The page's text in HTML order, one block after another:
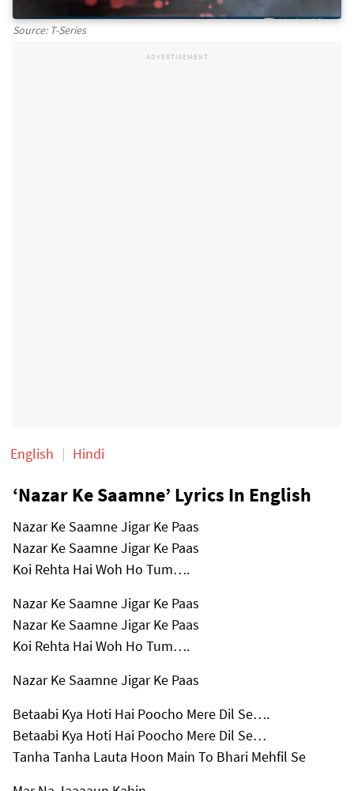
Source: T-Series
English Hindi
‘Nazar Ke Saamne’ Lyrics In English
Nazar Ke Saamne Jigar Ke Paas
Nazar Ke Saamne Jigar Ke Paas
Koi Rehta Hai Woh Ho Tum….
Nazar Ke Saamne Jigar Ke Paas
Nazar Ke Saamne Jigar Ke Paas
Koi Rehta Hai Woh Ho Tum….
Nazar Ke Saamne Jigar Ke Paas
Betaabi Kya Hoti Hai Poocho Mere Dil Se….
Betaabi Kya Hoti Hai Poocho Mere Dil Se…
Tanha Tanha Lauta Hoon Main To Bhari Mehfil Se